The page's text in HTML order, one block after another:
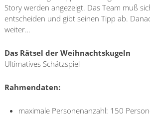
Story werden angezeigt. Das Team muß
entscheiden und gibt seinen Tipp ab.
weiter…
Das Rätsel der Weihnachtskugeln
Ultimatives Schätzspiel
Rahmendaten:
maximale Personenanzahl: 150